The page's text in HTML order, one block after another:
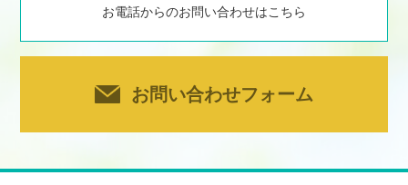
お電話からのお問い合わせはこちら
お問い合わせフォーム